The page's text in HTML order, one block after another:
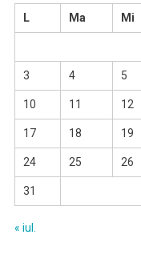
L
Ma Mi
3 4 5
10 11 12
17 18 19
24 25 26
31
« iul.